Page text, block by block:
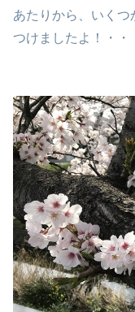
あたりから、いく
つけましたよ！・・